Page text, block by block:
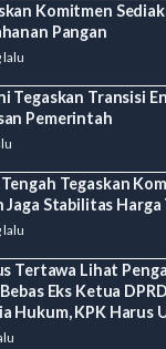
Komitmen
Pangan
lalu
Tegaskan Transisi
Pemerintah
Tengah Tegaskan
Jaga Stabilitas Harga
lalu
Tertawa Lihat
Eks Ketua
Hukum, KPK Harus